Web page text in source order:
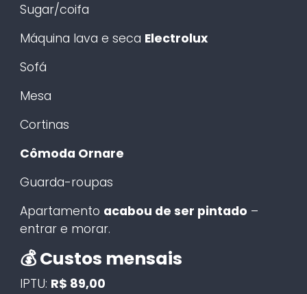
Sugar/coifa
Máquina lava e seca Electrolux
Sofá
Mesa
Cortinas
Cômoda Ornare
Guarda-roupas
Apartamento acabou de ser pintado –
entrar e morar.
💰 Custos mensais
IPTU: R$ 89,00